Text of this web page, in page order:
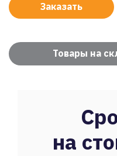
Заказать
Товары на
на